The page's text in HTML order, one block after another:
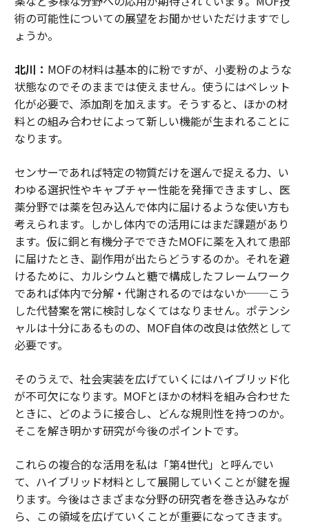
術の可能性についての展望をお聞かせいただけますでし
ょうか。
北川： MOFの材料は基本的に粉ですが、小麦粉のような
状態なのでそのままでは使えません。使うにはペレット
化が必要で、添加剤を加えます。そうすると、ほかの材
料との組み合わせによって新しい機能が生まれることに
なります。
センサーであれば特定の物質だけを選んで捉える力、い
わゆる選択性やキャプチャー性能を発揮できますし、医
薬分野では薬を包み込んで体内に届けるような使い方も
考えられます。しかし体内での活用にはまだ課題があり
ます。仮に銅と有機分子でできたMOFに薬を入れて患部
に届けたとき、副作用が出たらどうするのか。それを避
けるために、カルシウムと糖で構成したフレームワーク
であれば体内で分解・代謝されるのではないか──こう
した代替案を常に検討しなくてはなりません。ポテンシ
ャルは十分にあるものの、MOF自体の改良は依然として
必要です。
そのうえで、社会実装を広げていくにはハイブリッド化
が不可欠になります。MOFとほかの材料を組み合わせた
ときに、どのように接合し、どんな規則性を持つのか。
そこを解き明かす研究が今後のポイントです。
これらの複合的な活用を私は「第4世代」と呼んでい
て、ハイブリッド材料として展開していくことが鍵を握
ります。今後はさまざまな分野の研究者を巻き込みなが
ら、この領域を広げていくことが重要になってきます。